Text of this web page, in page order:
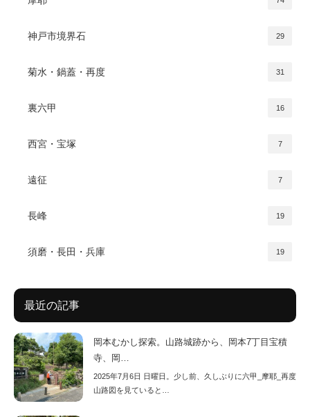
神戸市境界石 29
菊水・鍋蓋・再度 31
裏六甲 16
西宮・宝塚 7
遠征 7
長峰 19
須磨・長田・兵庫 19
最近の記事
岡本むかし探索。山路城跡から、岡本7丁目宝積
寺、岡…
2025年7月6日 日曜日。少し前、久しぶりに六甲_摩耶_再度
山路図を見ていると…